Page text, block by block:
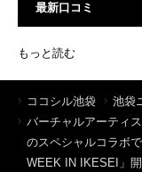
最新口コミ
もっと読む
ココシル池袋
池袋
バーチャルアーティ
のスペシャルコラボ
WEEK IN IKESEI」開